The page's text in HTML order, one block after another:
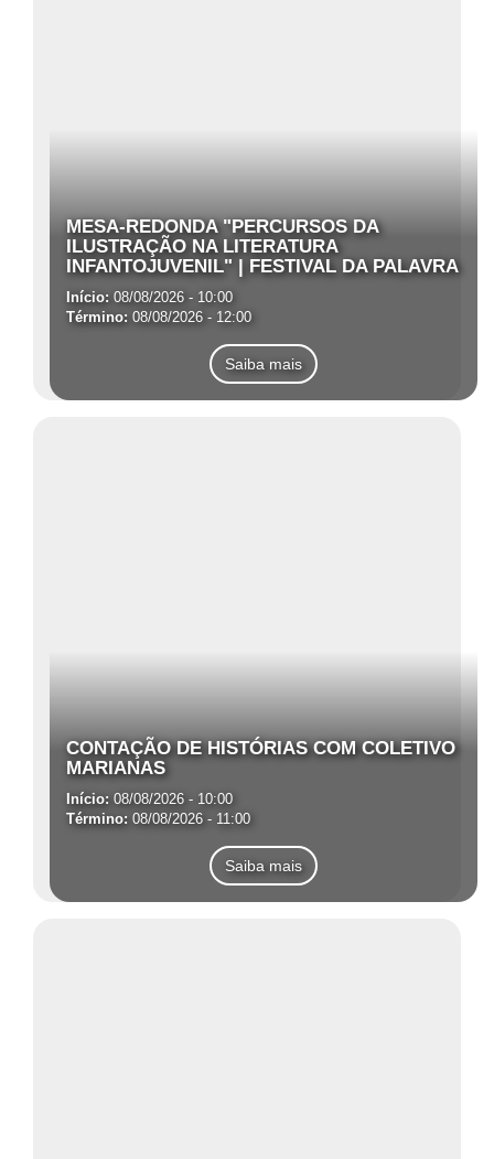
MESA-REDONDA "PERCURSOS DA
ILUSTRAÇÃO NA LITERATURA
INFANTOJUVENIL" | FESTIVAL DA PALAVRA
Início: 08/08/2026 - 10:00
Término: 08/08/2026 - 12:00
Saiba mais
CONTAÇÃO DE HISTÓRIAS COM COLETIVO
MARIANAS
Início: 08/08/2026 - 10:00
Término: 08/08/2026 - 11:00
Saiba mais